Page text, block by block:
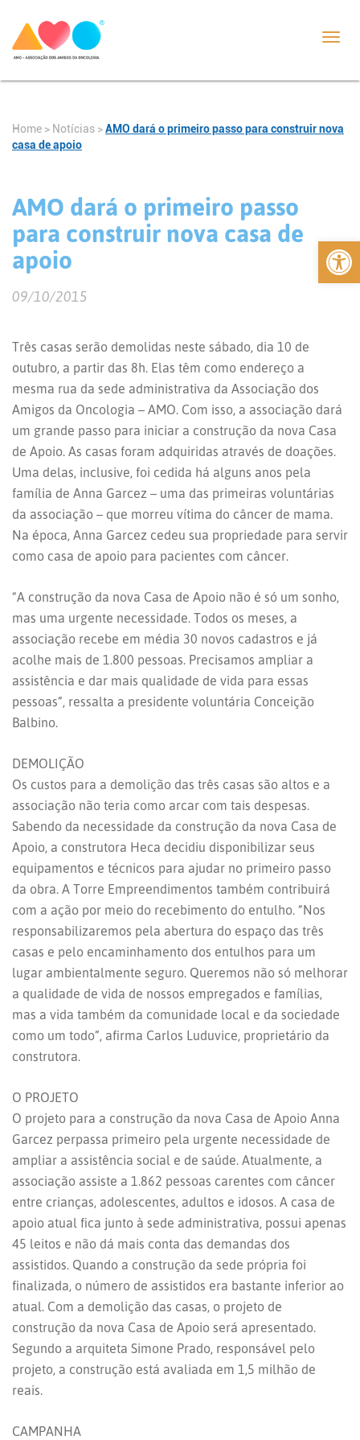
Abrir
Home > Notícias >AMO dará o primeiro passo para construir nova
casa de apoio
AMO dará o primeiro passo
para construir nova casa de
apoio
09/10/2015
Três casas serão demolidas neste sábado, dia 10 de
outubro, a partir das 8h. Elas têm como endereço a
mesma rua da sede administrativa da Associação dos
Amigos da Oncologia – AMO. Com isso, a associação dará
um grande passo para iniciar a construção da nova Casa
de Apoio. As casas foram adquiridas através de doações.
Uma delas, inclusive, foi cedida há alguns anos pela
família de Anna Garcez – uma das primeiras voluntárias
da associação – que morreu vítima do câncer de mama.
Na época, Anna Garcez cedeu sua propriedade para servir
como casa de apoio para pacientes com câncer.
“A construção da nova Casa de Apoio não é só um sonho,
mas uma urgente necessidade. Todos os meses, a
associação recebe em média 30 novos cadastros e já
acolhe mais de 1.800 pessoas. Precisamos ampliar a
assistência e dar mais qualidade de vida para essas
pessoas”, ressalta a presidente voluntária Conceição
Balbino.
DEMOLIÇÃO
Os custos para a demolição das três casas são altos e a
associação não teria como arcar com tais despesas.
Sabendo da necessidade da construção da nova Casa de
Apoio, a construtora Heca decidiu disponibilizar seus
equipamentos e técnicos para ajudar no primeiro passo
da obra. A Torre Empreendimentos também contribuirá
com a ação por meio do recebimento do entulho. “Nos
responsabilizaremos pela abertura do espaço das três
casas e pelo encaminhamento dos entulhos para um
lugar ambientalmente seguro. Queremos não só melhorar
a qualidade de vida de nossos empregados e famílias,
mas a vida também da comunidade local e da sociedade
como um todo”, afirma Carlos Luduvice, proprietário da
construtora.
O PROJETO
O projeto para a construção da nova Casa de Apoio Anna
Garcez perpassa primeiro pela urgente necessidade de
ampliar a assistência social e de saúde. Atualmente, a
associação assiste a 1.862 pessoas carentes com câncer
entre crianças, adolescentes, adultos e idosos. A casa de
apoio atual fica junto à sede administrativa, possui apenas
45 leitos e não dá mais conta das demandas dos
assistidos. Quando a construção da sede própria foi
finalizada, o número de assistidos era bastante inferior ao
atual. Com a demolição das casas, o projeto de
construção da nova Casa de Apoio será apresentado.
Segundo a arquiteta Simone Prado, responsável pelo
projeto, a construção está avaliada em 1,5 milhão de
reais.
CAMPANHA